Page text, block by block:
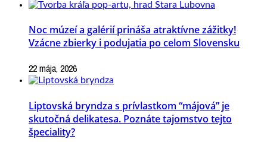
Noc múzeí a galérií prináša atraktívne zážitky!
Vzácne zbierky i podujatia po celom Slovensku
22 mája, 2026
Liptovská bryndza s prívlastkom “májová” je
skutočná delikatesa. Poznáte tajomstvo tejto
špeciality?